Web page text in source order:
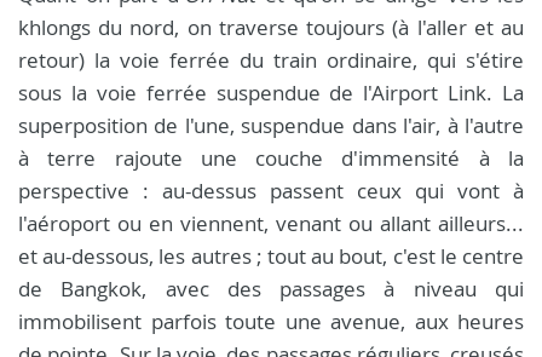
khlongs du nord, on traverse toujours (à l'aller et au
retour) la voie ferrée du train ordinaire, qui s'étire
sous la voie ferrée suspendue de l'Airport Link. La
superposition de l'une, suspendue dans l'air, à l'autre
à terre rajoute une couche d'immensité à la
perspective : au-dessus passent ceux qui vont à
l'aéroport ou en viennent, venant ou allant ailleurs...
et au-dessous, les autres ; tout au bout, c'est le centre
de Bangkok, avec des passages à niveau qui
immobilisent parfois toute une avenue, aux heures